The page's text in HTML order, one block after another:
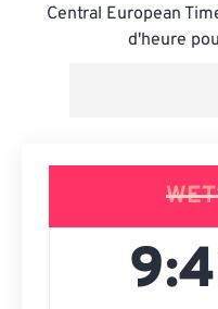
Central European
d'heure